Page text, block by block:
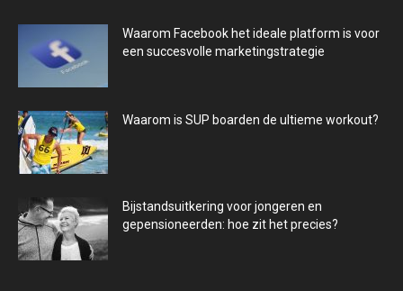
Waarom Facebook het ideale platform is voor
een succesvolle marketingstrategie
Waarom is SUP boarden de ultieme workout?
Bijstandsuitkering voor jongeren en
gepensioneerden: hoe zit het precies?